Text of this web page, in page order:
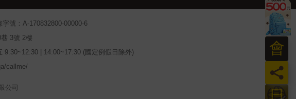
日
員
會
號：A-170832800-00000-6
3號 2樓
9:30~12:30 | 14:00~17:30 (國定例假日除外)
callme/
公司